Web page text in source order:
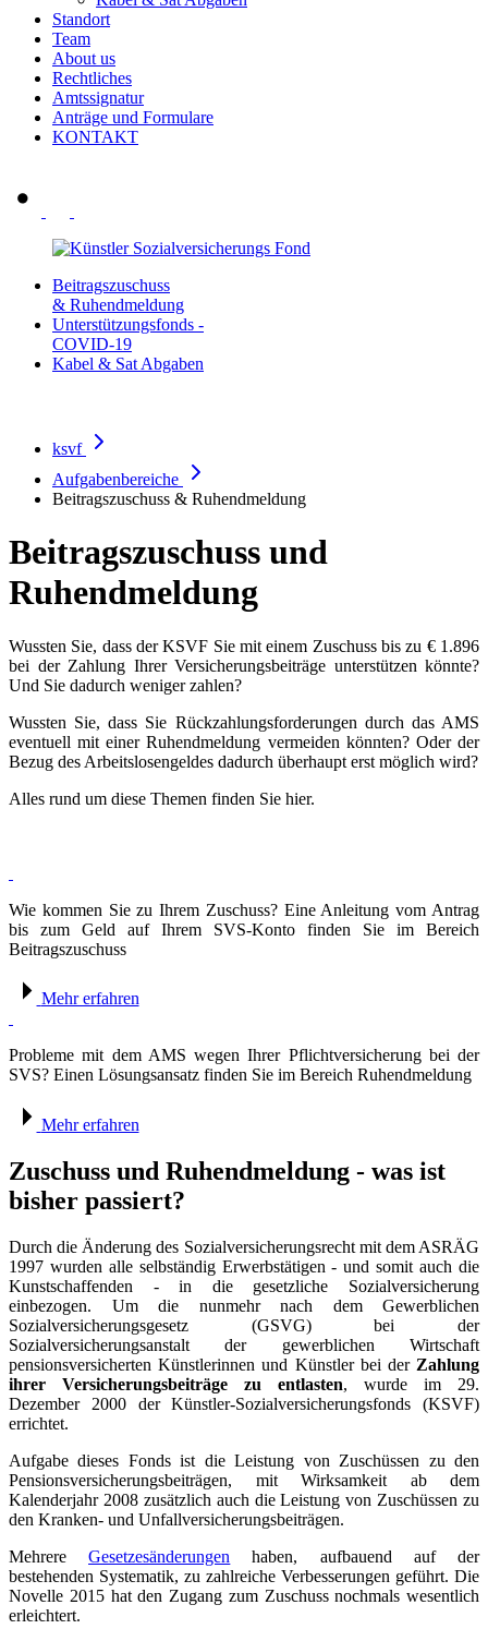
Standort
Team
About us
Rechtliches
Amtssignatur
Anträge und Formulare
KONTAKT
Beitragszuschuss
& Ruhendmeldung
Unterstützungsfonds -
COVID-19
Kabel & Sat Abgaben
ksvf
Aufgabenbereiche
Beitragszuschuss & Ruhendmeldung
Beitragszuschuss und
Ruhendmeldung
Wussten Sie, dass der KSVF Sie mit einem Zuschuss bis zu € 1.896
bei der Zahlung Ihrer Versicherungsbeiträge unterstützen könnte?
Und Sie dadurch weniger zahlen?
Wussten Sie, dass Sie Rückzahlungsforderungen durch das AMS
eventuell mit einer Ruhendmeldung vermeiden könnten? Oder der
Bezug des Arbeitslosengeldes dadurch überhaupt erst möglich wird?
Alles rund um diese Themen finden Sie hier.
Wie kommen Sie zu Ihrem Zuschuss? Eine Anleitung vom Antrag
bis zum Geld auf Ihrem SVS-Konto finden Sie im Bereich
Beitragszuschuss
Mehr erfahren
Probleme mit dem AMS wegen Ihrer Pflichtversicherung bei der
SVS? Einen Lösungsansatz finden Sie im Bereich Ruhendmeldung
Mehr erfahren
Zuschuss und Ruhendmeldung - was ist
bisher passiert?
Durch die Änderung des Sozialversicherungsrecht mit dem ASRÄG
1997 wurden alle selbständig Erwerbstätigen - und somit auch die
Kunstschaffenden - in die gesetzliche Sozialversicherung
einbezogen. Um die nunmehr nach dem Gewerblichen
Sozialversicherungsgesetz (GSVG) bei der
Sozialversicherungsanstalt der gewerblichen Wirtschaft
pensionsversicherten Künstlerinnen und Künstler bei der Zahlung
ihrer Versicherungsbeiträge zu entlasten, wurde im 29.
Dezember 2000 der Künstler-Sozialversicherungsfonds (KSVF)
errichtet.
Aufgabe dieses Fonds ist die Leistung von Zuschüssen zu den
Pensionsversicherungsbeiträgen, mit Wirksamkeit ab dem
Kalenderjahr 2008 zusätzlich auch die Leistung von Zuschüssen zu
den Kranken- und Unfallversicherungsbeiträgen.
MehrereGesetzesänderungen haben, aufbauend auf der
bestehenden Systematik, zu zahlreiche Verbesserungen geführt. Die
Novelle 2015 hat den Zugang zum Zuschuss nochmals wesentlich
erleichtert.